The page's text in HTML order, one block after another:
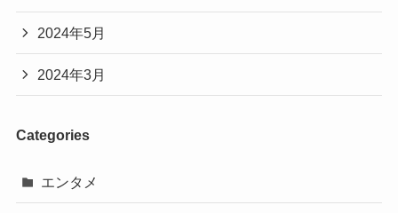
2024年5月
2024年3月
Categories
エンタメ